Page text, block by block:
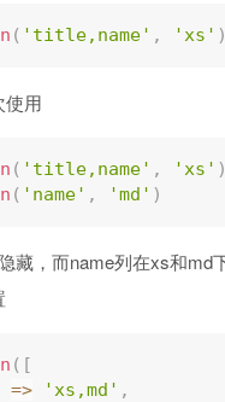
( 'title,name' , 'xs' )
使用
( 'title,name' , 'xs' )
( 'name' , 'md' )
藏，而name列在xs和md
( [
=> 'xs,md' ,